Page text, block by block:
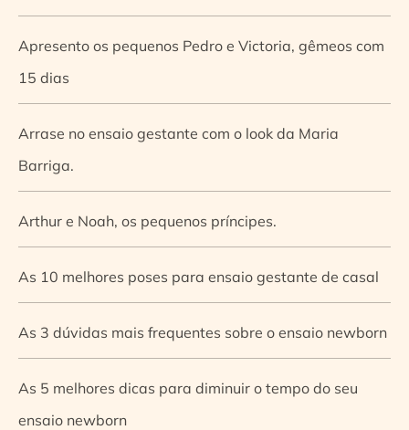
Apresento os pequenos Pedro e Victoria, gêmeos com
15 dias
Arrase no ensaio gestante com o look da Maria
Barriga.
Arthur e Noah, os pequenos príncipes.
As 10 melhores poses para ensaio gestante de casal
As 3 dúvidas mais frequentes sobre o ensaio newborn
As 5 melhores dicas para diminuir o tempo do seu
ensaio newborn